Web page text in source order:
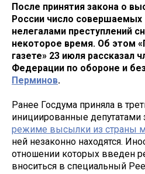
После принятия закона о
России число совершаемых
нелегалами преступлений
некоторое время. Об этом
газете» 23 июля рассказал
Федерации по обороне и
Перминов.
Ранее Госдума приняла в
инициированные депутатами
режиме высылки из страны
ней незаконно находятся.
отношении которых введен
вноситься в специальный